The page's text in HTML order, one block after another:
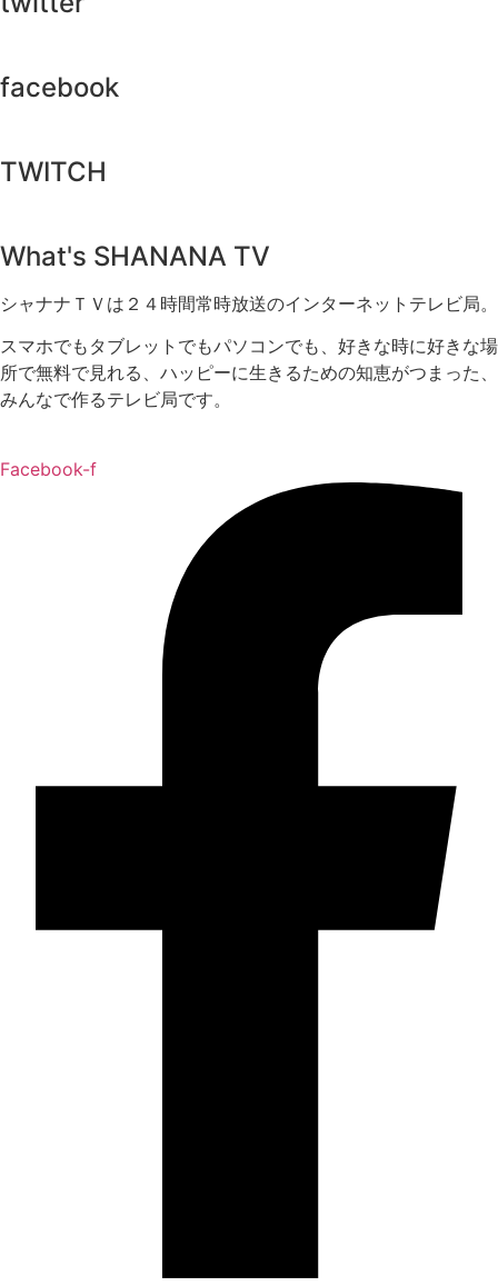
facebook
TWITCH​
What's SHANANA TV
シャナナＴＶは２４時間常時放送のインターネットテレビ局。
スマホでもタブレットでもパソコンでも、好きな時に好きな場
所で無料で見れる、 ハッピーに生きるための知恵がつまった、
みんなで作るテレビ局です。
Facebook-f